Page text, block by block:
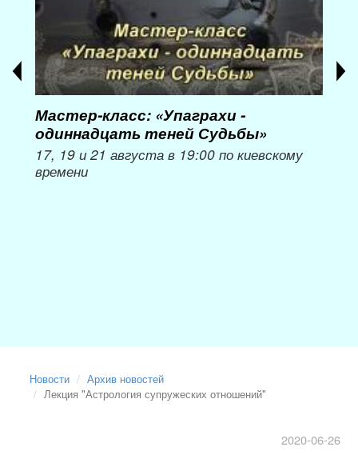
Мастер-класс: «Упаграхи -
одиннадцать теней Судьбы»
17, 19 и 21 августа в 19:00 по киевскому
времени
Новости
Архив новостей
Лекция "Астрология супружеских отношений"
2020-06-26